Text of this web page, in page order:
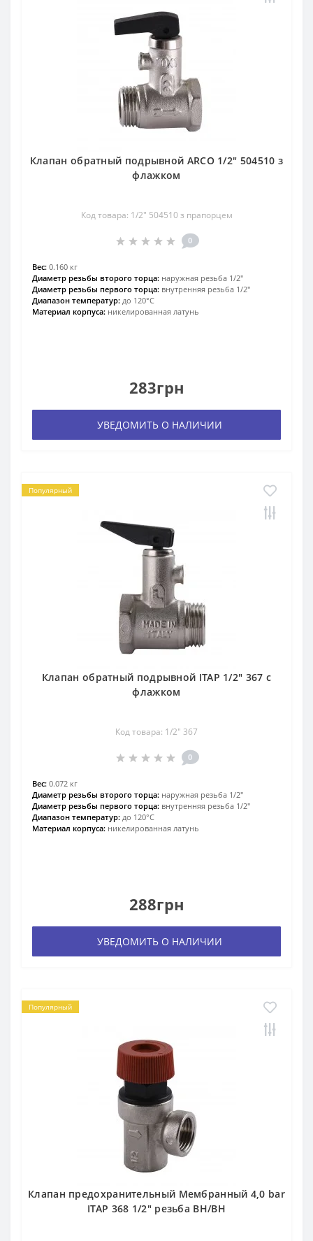
Клапан обратный подрывной ARCO 1/2″ 504510 з
флажком
Код товара: 1/2″ 504510 з прапорцем
0
Вес: 0.160 кг
Диаметр резьбы второго торца: наружная резьба 1/2″
Диаметр резьбы первого торца: внутренняя резьба 1/2″
Диапазон температур: до 120°С
Материал корпуса: никелированная латунь
283грн
УВЕДОМИТЬ О НАЛИЧИИ
Популярный
Клапан обратный подрывной ITAP 1/2″ 367 с
флажком
Код товара: 1/2″ 367
0
Вес: 0.072 кг
Диаметр резьбы второго торца: наружная резьба 1/2″
Диаметр резьбы первого торца: внутренняя резьба 1/2″
Диапазон температур: до 120°С
Материал корпуса: никелированная латунь
288грн
УВЕДОМИТЬ О НАЛИЧИИ
Популярный
Клапан предохранительный Мембранный 4,0 bar
ITAP 368 1/2″ резьба BН/BН